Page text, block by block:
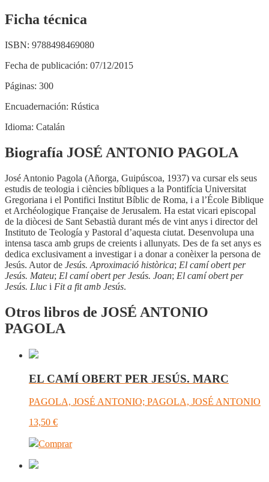
Ficha técnica
ISBN: 9788498469080
Fecha de publicación: 07/12/2015
Páginas: 300
Encuadernación: Rústica
Idioma: Catalán
Biografía JOSÉ ANTONIO PAGOLA
José Antonio Pagola (Añorga, Guipúscoa, 1937) va cursar els seus
estudis de teologia i ciències bíbliques a la Pontifícia Universitat
Gregoriana i el Pontifici Institut Bíblic de Roma, i a l’École Biblique
et Archéologique Française de Jerusalem. Ha estat vicari episcopal
de la diòcesi de Sant Sebastià durant més de vint anys i director del
Instituto de Teología y Pastoral d’aquesta ciutat. Desenvolupa una
intensa tasca amb grups de creients i allunyats. Des de fa set anys es
dedica exclusivament a investigar i a donar a conèixer la persona de
Jesús. Autor de Jesús. Aproximació històrica; El camí obert per
Jesús. Mateu; El camí obert per Jesús. Joan; El camí obert per
Jesús. Lluc i Fit a fit amb Jesús.
Otros libros de JOSÉ ANTONIO
PAGOLA
EL CAMÍ OBERT PER JESÚS. MARC
PAGOLA, JOSÉ ANTONIO; PAGOLA, JOSÉ ANTONIO
13,50 €
Comprar